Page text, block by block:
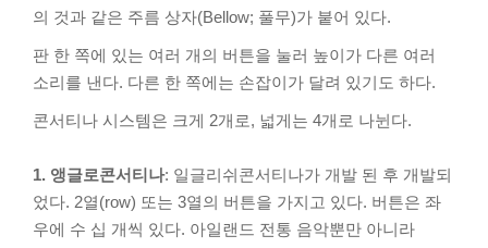
의 것과 같은 주름 상자(Bellow; 풀무)가 붙어 있다.
판 한 쪽에 있는 여러 개의 버튼을 눌러 높이가 다른 여러
소리를 낸다. 다른 한 쪽에는 손잡이가 달려 있기도 하다.
콘서티나 시스템은 크게 2개로, 넓게는 4개로 나뉜다.
1. 앵글로콘서티나: 일글리쉬콘서티나가 개발 된 후 개발되
었다. 2열(row) 또는 3열의 버튼을 가지고 있다. 버튼은 좌
우에 수 십 개씩 있다. 아일랜드 전통 음악뿐만 아니라